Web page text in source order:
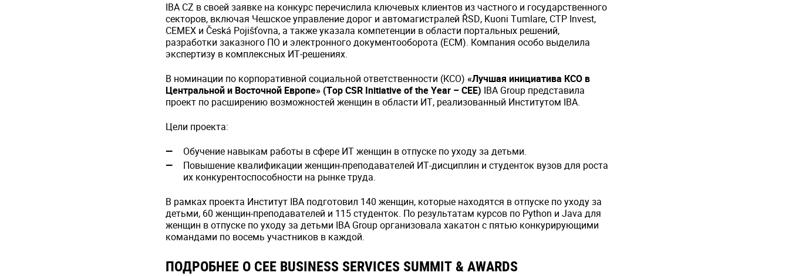
IBA CZ в своей заявке на конкурс перечислила ключевых клиентов из частного и государственного
секторов, включая Чешское управление дорог и автомагистралей ŘSD, Kuoni Tumlare, CTP Invest,
CEMEX и Česká Pojišťovna, а также указала компетенции в области портальных решений,
разработки заказного ПО и электронного документооборота (ECM). Компания особо выделила
экспертизу в комплексных ИТ-решениях.
В номинации по корпоративной социальной ответственности (КСО) «Лучшая инициатива КСО в
Центральной и Восточной Европе» (Top CSR Initiative of the Year – CEE) IBA Group представила
проект по расширению возможностей женщин в области ИТ, реализованный Институтом IBA.
Цели проекта:
Обучение навыкам работы в сфере ИТ женщин в отпуске по уходу за детьми.
Повышение квалификации женщин-преподавателей ИТ-дисциплин и студенток вузов для роста
их конкурентоспособности на рынке труда.
В рамках проекта Институт IBA подготовил 140 женщин, которые находятся в отпуске по уходу за
детьми, 60 женщин-преподавателей и 115 студенток. По результатам курсов по Python и Java для
женщин в отпуске по уходу за детьми IBA Group организовала хакатон с пятью конкурирующими
командами по восемь участников в каждой.
ПОДРОБНЕЕ О CEE BUSINESS SERVICES SUMMIT & AWARDS